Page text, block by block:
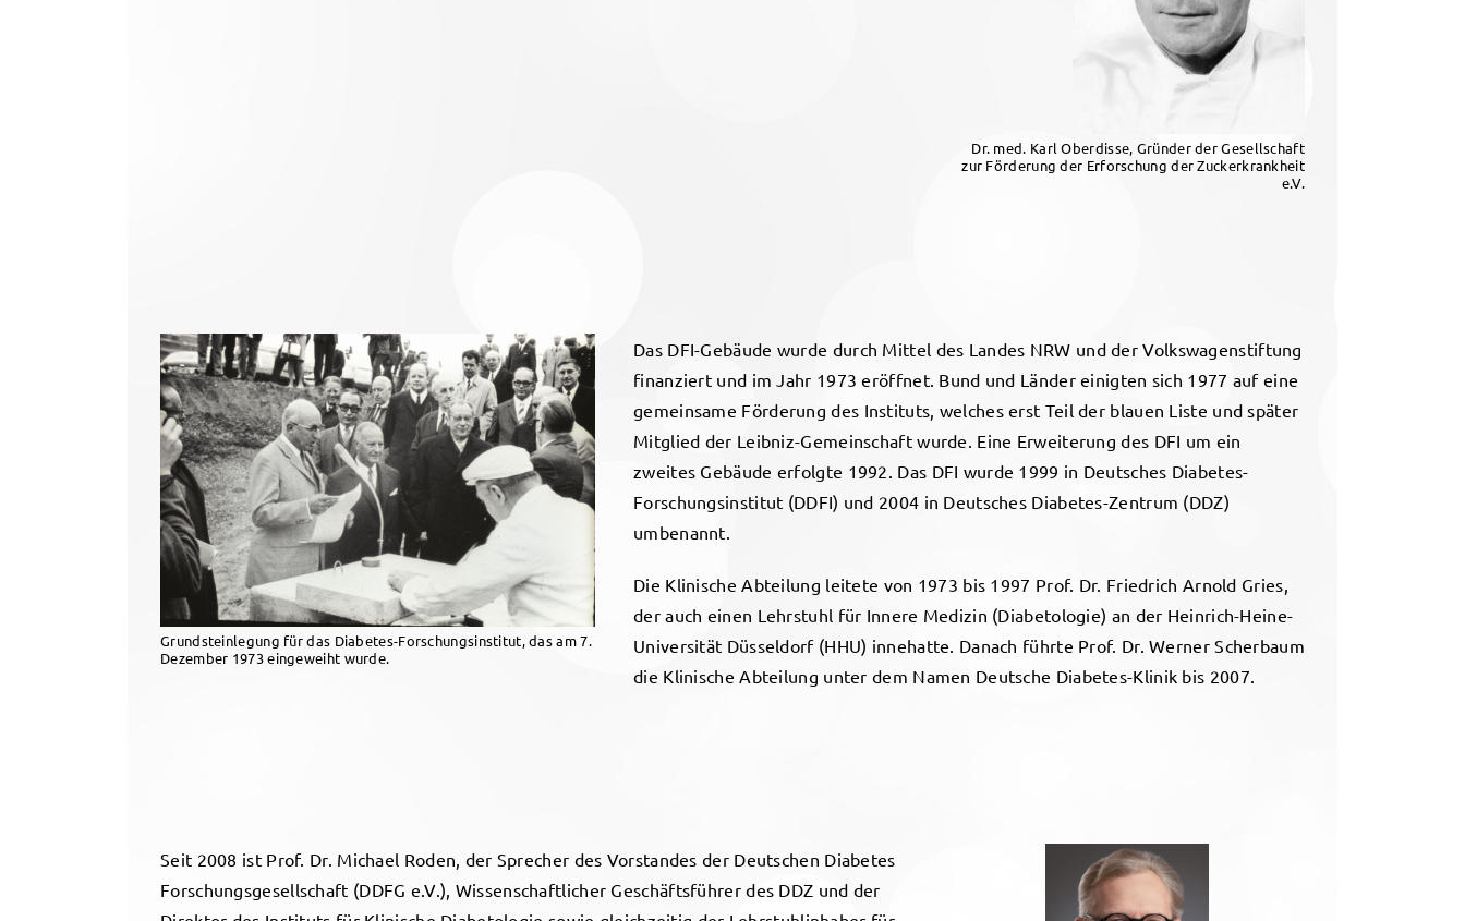
Dr. med. Karl Oberdisse, Gründer der Gesellschaft
zur Förderung der Erforschung der Zuckerkrankheit
e.V.
Grundsteinlegung für das Diabetes-Forschungsinstitut, das am 7.
Dezember 1973 eingeweiht wurde.
Das DFI-Gebäude wurde durch Mittel des Landes NRW und der Volkswagenstiftung
finanziert und im Jahr 1973 eröffnet. Bund und Länder einigten sich 1977 auf eine
gemeinsame Förderung des Instituts, welches erst Teil der blauen Liste und später
Mitglied der Leibniz-Gemeinschaft wurde. Eine Erweiterung des DFI um ein
zweites Gebäude erfolgte 1992. Das DFI wurde 1999 in Deutsches Diabetes-
Forschungsinstitut (DDFI) und 2004 in Deutsches Diabetes-Zentrum (DDZ)
umbenannt.
Die Klinische Abteilung leitete von 1973 bis 1997 Prof. Dr. Friedrich Arnold Gries,
der auch einen Lehrstuhl für Innere Medizin (Diabetologie) an der Heinrich-Heine-
Universität Düsseldorf (HHU) innehatte. Danach führte Prof. Dr. Werner Scherbaum
die Klinische Abteilung unter dem Namen Deutsche Diabetes-Klinik bis 2007.
Seit 2008 ist Prof. Dr. Michael Roden, der Sprecher des Vorstandes der Deutschen Diabetes
Forschungsgesellschaft (DDFG e.V.), Wissenschaftlicher Geschäftsführer des DDZ und der